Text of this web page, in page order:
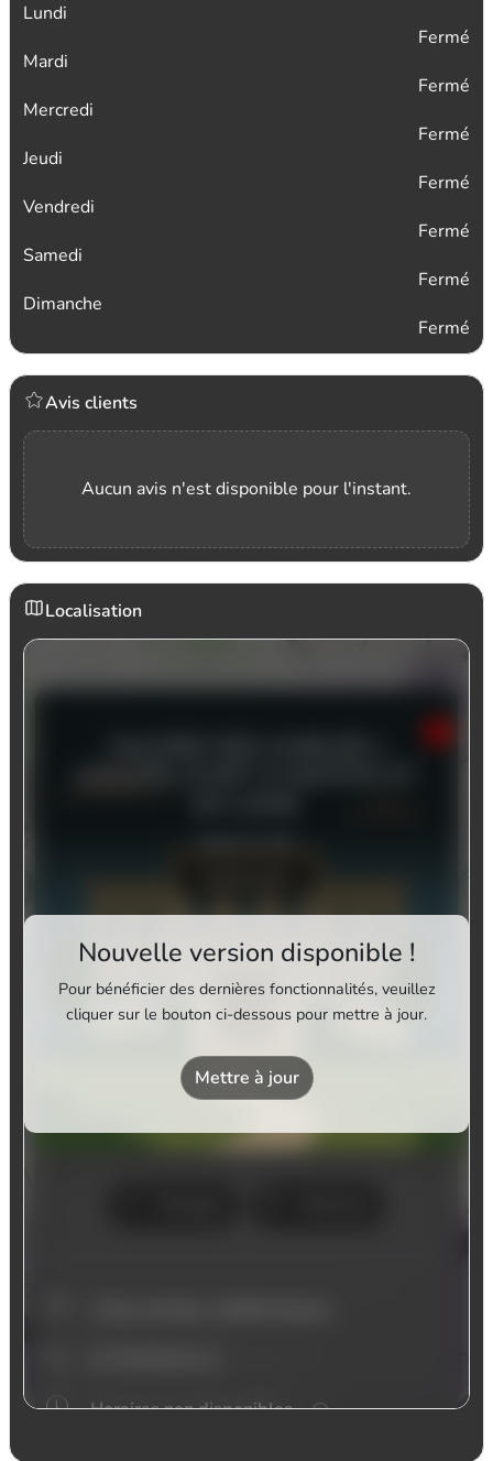
Lundi
Fermé
Mardi
Fermé
Mercredi
Fermé
Jeudi
Fermé
Vendredi
Fermé
Samedi
Fermé
Dimanche
Fermé
Avis clients
Aucun avis n'est disponible pour l'instant.
Localisation